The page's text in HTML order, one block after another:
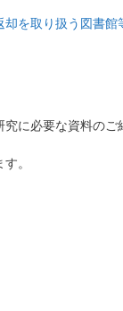
却を取り扱う図書館
に必要な資料の
。